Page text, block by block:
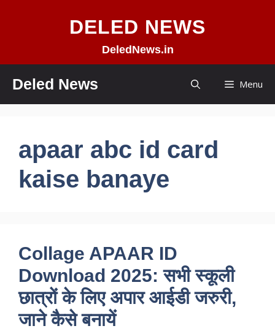
DELED NEWS
DeledNews.in
Deled News Menu
apaar abc id card
kaise banaye
Collage APAAR ID
Download 2025: सभी स्कूली
छात्रों के लिए अपार आईडी जरुरी,
जाने कैसे बनायें